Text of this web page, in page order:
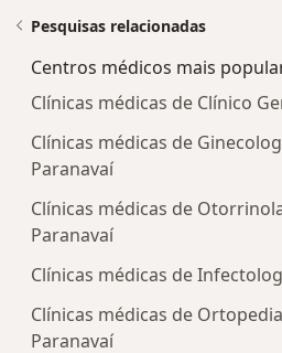
Pesquisas relacionadas
Centros médicos mais
Clínicas médicas de Clínico
Clínicas médicas de
Paranavaí
Clínicas médicas de
Paranavaí
Clínicas médicas de
Clínicas médicas de
Paranavaí